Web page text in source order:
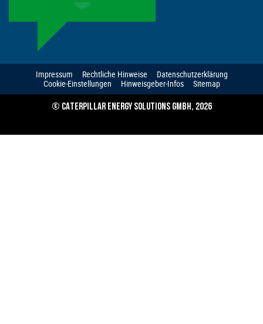
Impressum Rechtliche Hinweise
Datenschutzerklärung
Cookie-Einstellungen
Hinweisgeber-Infos Sitemap
© CATERPILLAR ENERGY SOLUTIONS GMBH, 2026